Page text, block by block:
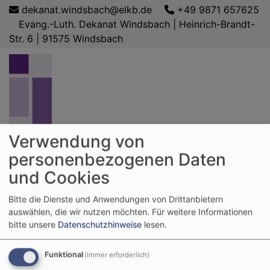
Direkt
Inhalt
dekanat.windsbach@elkb.de
+49 9871 657625
Evang.-Luth. Dekanat Windsbach | Heinrich-Brandt-
Str. 6 | 91575 Windsbach
Evangelisch-Lutherisches Dekanat
Windsbach
Hauptnavigation
Startseite Dekanat & Gemeinden Arbeitsfelder
Verwendung von
personenbezogenen Daten
und Cookies
Bitte die Dienste und Anwendungen von Drittanbietern
auswählen, die wir nutzen möchten. Für weitere Informationen
bitte unsere Datenschutzhinweise lesen.
Funktional (immer erforderlich)